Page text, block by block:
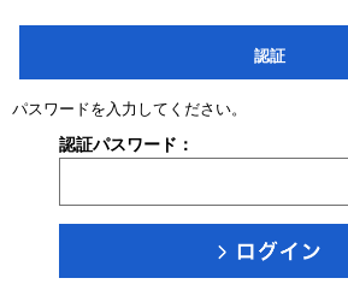
認証
パスワードを入力してください。
認証パスワード：